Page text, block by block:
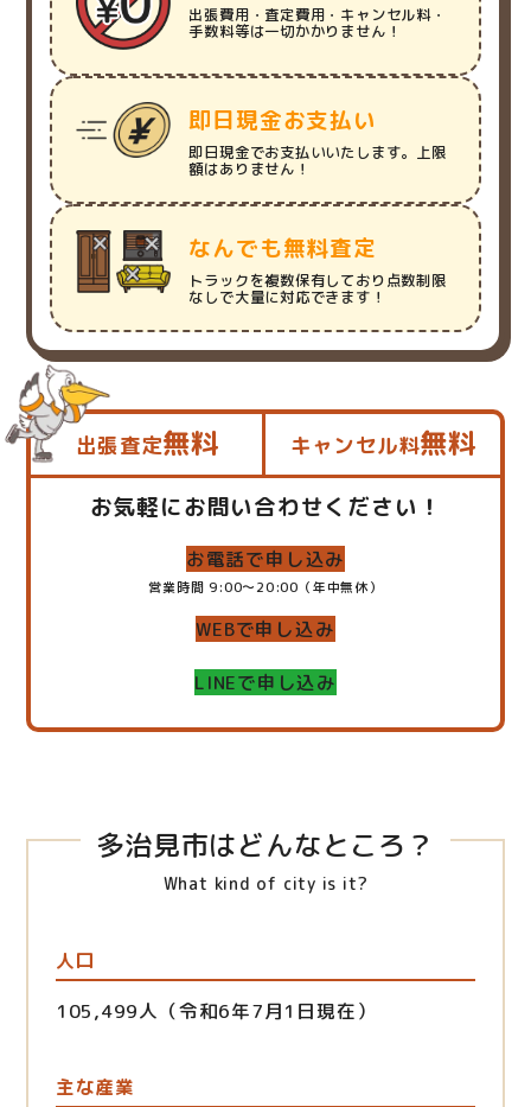
出張費用・査定費用・キャンセル料・
手数料等は一切かかりません！
即日現金お支払い
即日現金でお支払いいたします。上限
額はありません！
なんでも無料査定
トラックを複数保有しており点数制限
なしで大量に対応できます！
出張査定無料 キャンセル料無料
お気軽にお問い合わせください！
お電話で申し込み
営業時間 9:00～20:00（年中無休）
WEBで申し込み
LINEで申し込み
多治見市はどんなところ？
What kind of city is it?
人口
105,499人（令和6年7月1日現在）
主な産業